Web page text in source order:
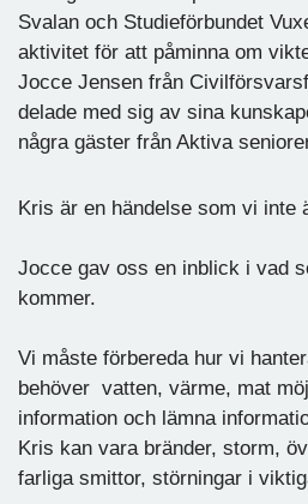
Svalan och Studieförbundet
aktivitet för att påminna om
Jocce Jensen från
delade med sig av sina
några gäster från Aktiva
Kris är en händelse som vi inte
Jocce gav oss en inblick i vad
kommer.
Vi måste förbereda hur vi
behöver vatten, värme, mat
information och lämna
Kris kan vara bränder, storm,
farliga smittor, störningar i